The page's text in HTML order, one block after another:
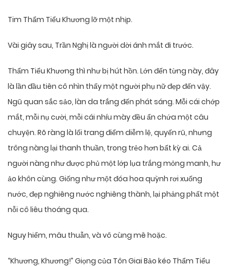
Tim Thẩm Tiểu Khương lỡ một nhịp.
Vài giây sau, Trần Nghị là người dời ánh mắt đi trước.
Thẩm Tiểu Khương thì như bị hút hồn. Lớn đến từng này, đây
là lần đầu tiên cô nhìn thấy một người phụ nữ đẹp đến vậy.
Ngũ quan sắc sảo, làn da trắng đến phát sáng. Mỗi cái chớp
mắt, mỗi nụ cười, mỗi cái nhíu mày đều ẩn chứa một câu
chuyện. Rõ ràng là lối trang điểm diễm lệ, quyến rũ, nhưng
trông nàng lại thanh thuần, trong trẻo hơn bất kỳ ai. Cả
người nàng như được phủ một lớp lụa trắng mỏng manh, hư
ảo khôn cùng. Giống như một đóa hoa quỳnh rơi xuống
nước, đẹp nghiêng nước nghiêng thành, lại phảng phất một
nỗi cô liêu thoáng qua.
Nguy hiểm, mâu thuẫn, và vô cùng mê hoặc.
“Khương, Khương!” Giọng của Tôn Giai Bảo kéo Thẩm Tiểu